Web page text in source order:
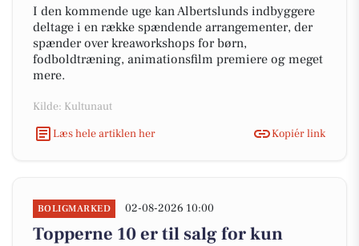
I den kommende uge kan Albertslunds indbyggere
deltage i en række spændende arrangementer, der
spænder over kreaworkshops for børn,
fodboldtræning, animationsfilm premiere og meget
mere.
Kilde: Kultunaut
Læs hele artiklen her
Kopiér link
BOLIGMARKED 02-08-2026 10:00
Topperne 10 er til salg for kun